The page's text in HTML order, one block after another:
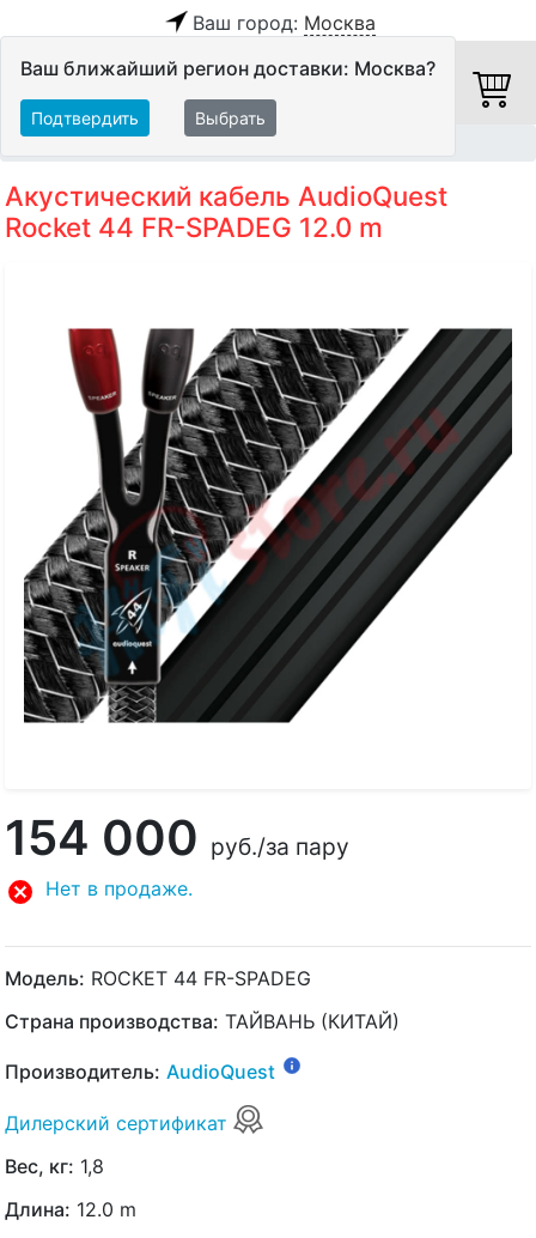
Ваш город: Москва
Ваш ближайший регион доставки: Москва?
Подтвердить Выбрать
Акустический кабель AudioQuest
Rocket 44 FR-SPADEG 12.0 m
154 000 руб./за пару
Нет в продаже.
Модель: ROCKET 44 FR-SPADEG
Страна производства: ТАЙВАНЬ (КИТАЙ)
Производитель: AudioQuest
Дилерский сертификат
Вес, кг: 1,8
Длина: 12.0 m